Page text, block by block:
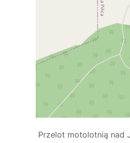
Przelot motolotnią nad